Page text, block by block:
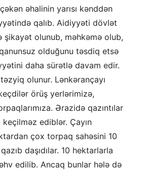
əhalinin yarısı kənddən
qalıb. Aidiyyəti dövlət
şikayət olunub, məhkəmə olub,
qanunsuz olduğunu təsdiq etsə
daha sürətlə davam edir.
olunur. Lənkərançayı
örüş yerlərimizə,
Ərazidə qazıntılar
ediblər. Çayın
çox torpaq sahəsini 10
daşıdılar. 10 hektarlarla
edilib. Ancaq bunlar hələ də